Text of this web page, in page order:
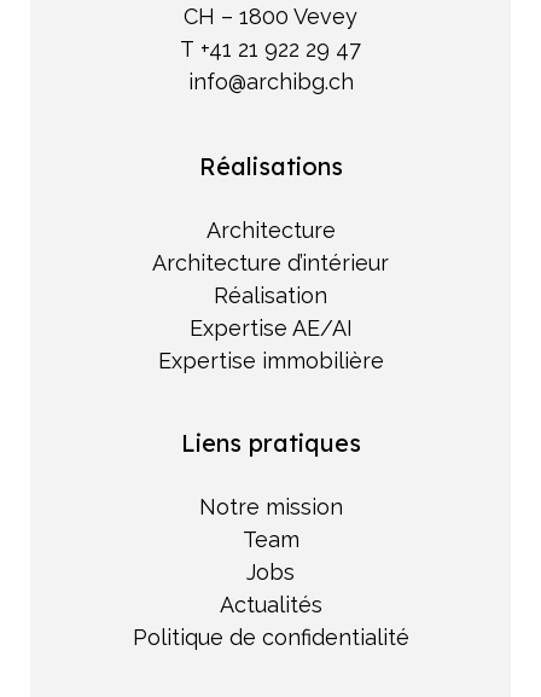
CH – 1800 Vevey
T +41 21 922 29 47
info@archibg.ch
Réalisations
Architecture
Architecture d’intérieur
Réalisation
Expertise AE/AI
Expertise immobilière
Liens pratiques
Notre mission
Team
Jobs
Actualités
Politique de confidentialité